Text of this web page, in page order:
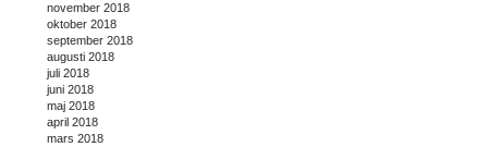
november 2018
oktober 2018
september 2018
augusti 2018
juli 2018
juni 2018
maj 2018
april 2018
mars 2018